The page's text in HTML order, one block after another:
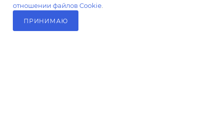
отношении файлов Cookie
ПРИНИМАЮ